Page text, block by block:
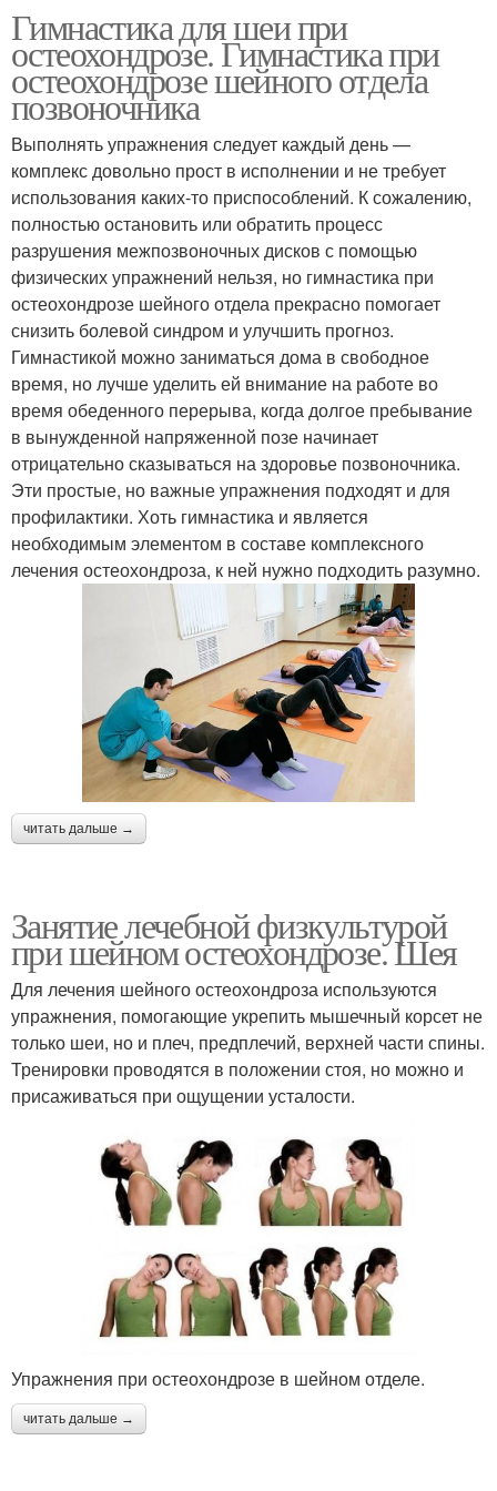
Гимнастика для шеи при
остеохондрозе. Гимнастика при
остеохондрозе шейного отдела
позвоночника
Выполнять упражнения следует каждый день —
комплекс довольно прост в исполнении и не требует
использования каких-то приспособлений. К сожалению,
полностью остановить или обратить процесс
разрушения межпозвоночных дисков с помощью
физических упражнений нельзя, но гимнастика при
остеохондрозе шейного отдела прекрасно помогает
снизить болевой синдром и улучшить прогноз.
Гимнастикой можно заниматься дома в свободное
время, но лучше уделить ей внимание на работе во
время обеденного перерыва, когда долгое пребывание
в вынужденной напряженной позе начинает
отрицательно сказываться на здоровье позвоночника.
Эти простые, но важные упражнения подходят и для
профилактики. Хоть гимнастика и является
необходимым элементом в составе комплексного
лечения остеохондроза, к ней нужно подходить разумно.
читать дальше →
Занятие лечебной физкультурой
при шейном остеохондрозе. Шея
Для лечения шейного остеохондроза используются
упражнения, помогающие укрепить мышечный корсет не
только шеи, но и плеч, предплечий, верхней части спины.
Тренировки проводятся в положении стоя, но можно и
присаживаться при ощущении усталости.
Упражнения при остеохондрозе в шейном отделе.
читать дальше →